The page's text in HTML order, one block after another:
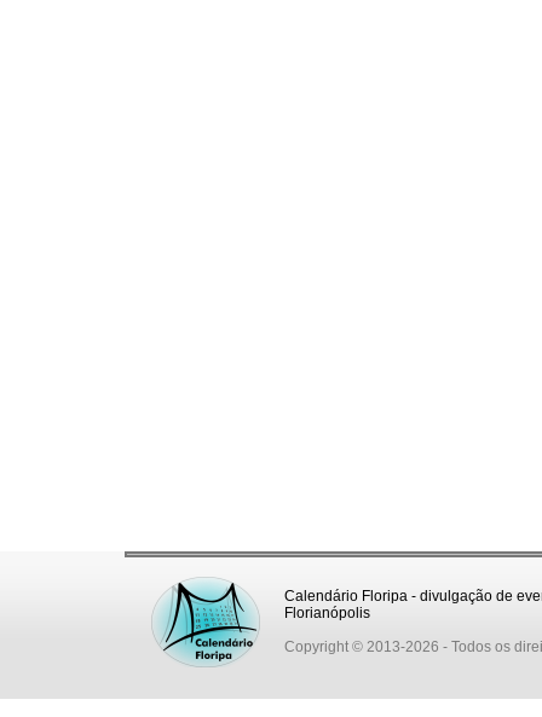
Calendário Floripa - divulgação de
Florianópolis
Copyright © 2013-2026 - Todos os